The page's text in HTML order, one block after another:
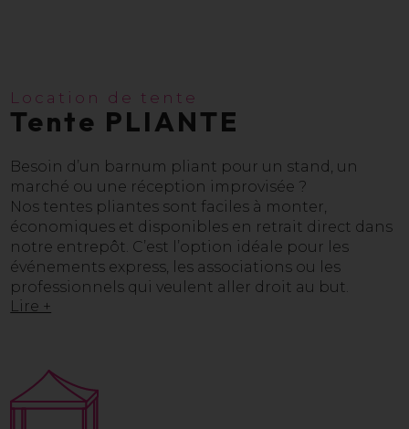
Location de tente
Tente PLIANTE
Besoin d’un barnum pliant pour un stand, un
marché ou une réception improvisée ?
Nos tentes pliantes sont faciles à monter,
économiques et disponibles en retrait direct dans
notre entrepôt. C’est l’option idéale pour les
événements express, les associations ou les
professionnels qui veulent aller droit au but.
Lire +